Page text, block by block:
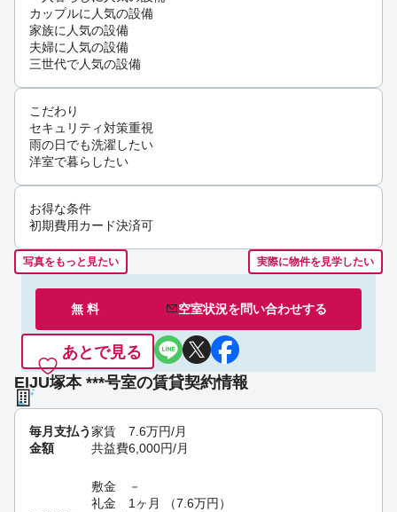
カップルに人気の設備
家族に人気の設備
夫婦に人気の設備
三世代で人気の設備
こだわり
セキュリティ対策重視
雨の日でも洗濯したい
洋室で暮らしたい
お得な条件
初期費用カード決済可
写真をもっと見たい 実際に物件を見学したい
無 料 空室状況を問い合わせする
あとで見る
EIJU塚本 ***号室の賃貸契約情報
毎月支払う
金額
家賃 7.6万円/月
共益費6,000円/月
敷金
－
礼金
1ヶ月 （7.6万円 ）